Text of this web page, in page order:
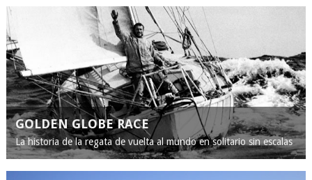
GOLDEN GLOBE RACE
La historia de la regata de vuelta al mundo en solitario sin escalas